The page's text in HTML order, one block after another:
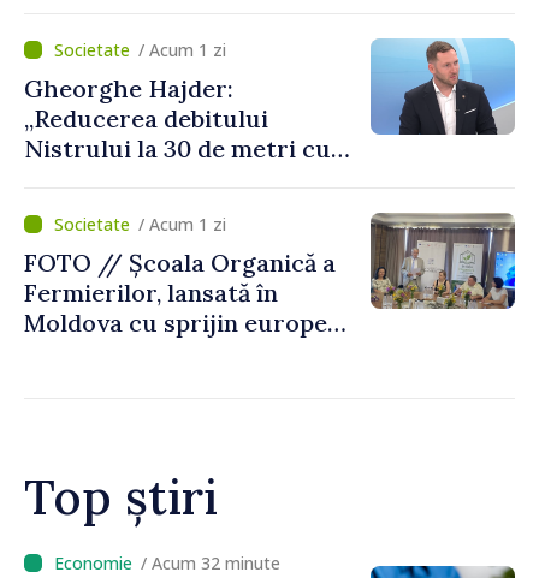
putea cumpăra nici curent
de avarie”/ Acum 1 zi
Gheorghe Hajder:
„Reducerea debitului
Nistrului la 30 de metri cubi
„catastrofă naturală”
/ Acum 1 zi
FOTO // Școala Organică a
Fermierilor, lansată în
Moldova cu sprijin european
Top știri
/ Acum 9 minute